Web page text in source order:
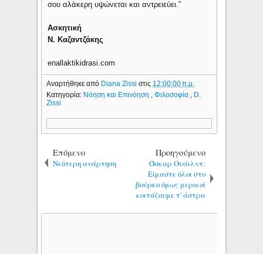
σου αλάκερη υψώνεται και αντρειεύει.”
Ασκητική
Ν. Καζαντζάκης
enallaktikidrasi.com
Αναρτήθηκε από Diana Zissiστις 12:00:00 π.μ.
Κατηγορία: Νόηση και Επινόηση ,Φιλοσοφία , D.
Zissi
Επόμενο
Νεότερη ανάρτηση
Προηγούμενο
Όσκαρ Ουάιλντ:
Είμαστε όλοι στο
βούρκο όμως μερικοί
κοιτάζουμε τ' άστρα